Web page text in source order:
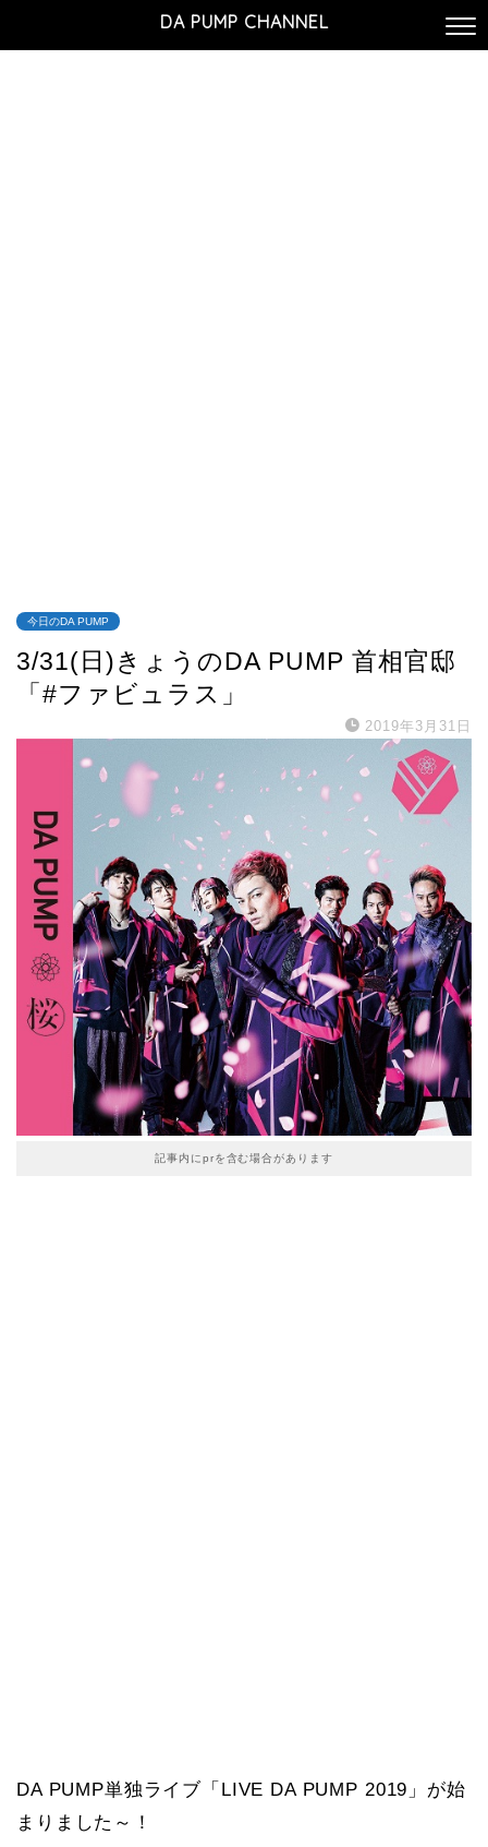
DA PUMP CHANNEL
今日のDA PUMP
3/31(日)きょうのDA PUMP 首相官邸
「#ファビュラス」
2019年3月31日
記事内にprを含む場合があります
DA PUMP単独ライブ「LIVE DA PUMP 2019」が始
まりました～！